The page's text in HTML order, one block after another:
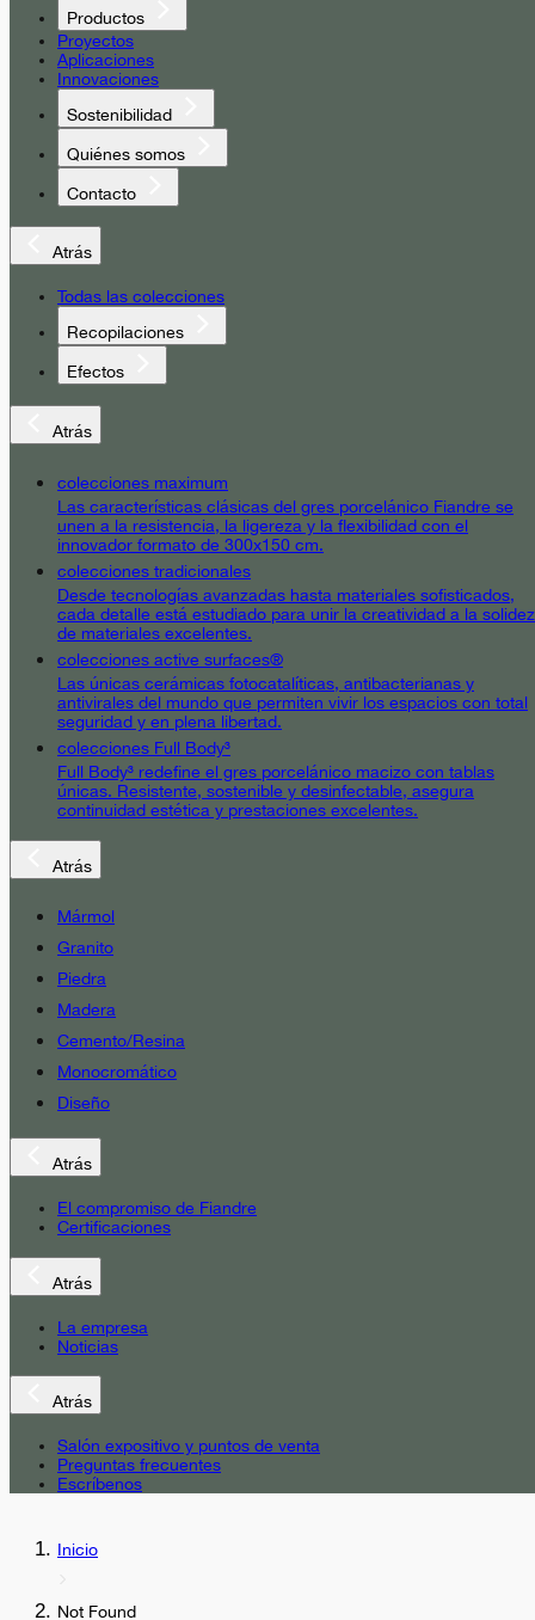
Productos
Proyectos
Aplicaciones
Innovaciones
Sostenibilidad
Quiénes somos
Contacto
Atrás
Todas las colecciones
Recopilaciones
Efectos
Atrás
colecciones maximum
Las características clásicas del gres porcelánico Fiandre se
unen a la resistencia, la ligereza y la flexibilidad con el
innovador formato de 300x150 cm.
colecciones tradicionales
Desde tecnologías avanzadas hasta materiales sofisticados,
cada detalle está estudiado para unir la creatividad a la solidez
de materiales excelentes.
colecciones active surfaces®
Las únicas cerámicas fotocatalíticas, antibacterianas y
antivirales del mundo que permiten vivir los espacios con total
seguridad y en plena libertad.
colecciones Full Body³
Full Body³ redefine el gres porcelánico macizo con tablas
únicas. Resistente, sostenible y desinfectable, asegura
continuidad estética y prestaciones excelentes.
Atrás
Mármol
Granito
Piedra
Madera
Cemento/Resina
Monocromático
Diseño
Atrás
El compromiso de Fiandre
Certificaciones
Atrás
La empresa
Noticias
Atrás
Salón expositivo y puntos de venta
Preguntas frecuentes
Escríbenos
Inicio
Not Found